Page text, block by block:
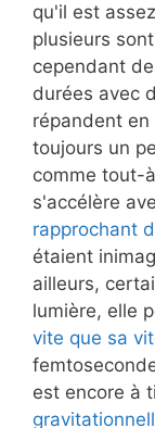
qu'il est
plusieurs
cependant
durées avec
répandent
toujours un
comme tout-
s'accélère
rapprochant
étaient
ailleurs,
lumière, elle
vite que sa
est encore à